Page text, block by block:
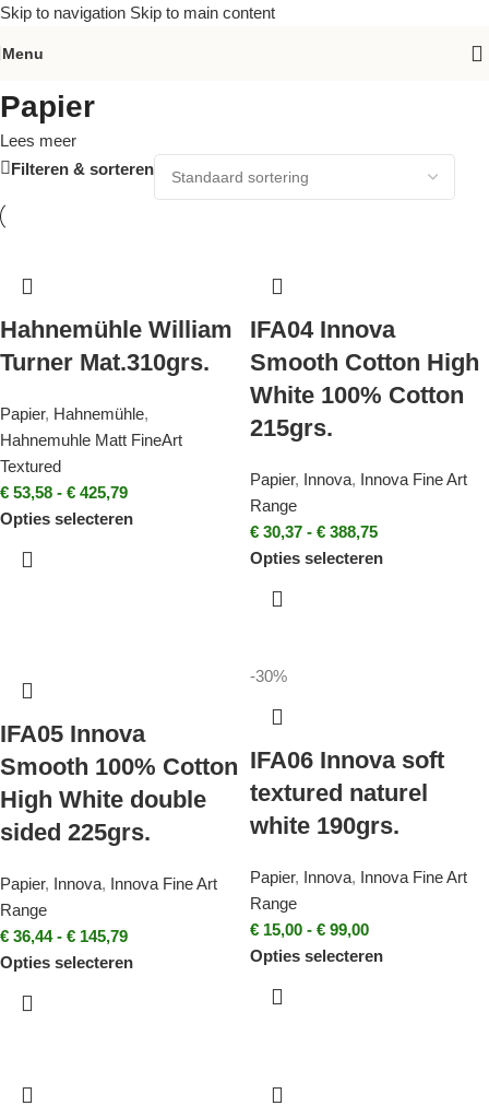
Skip to navigation Skip to main content
Menu
Home
Papier
Lees meer
Filteren & sorteren
Hahnemühle William
Turner Mat.310grs.
Papier, Hahnemühle,
Hahnemuhle Matt FineArt
Textured
€ 53,58 - € 425,79
Opties selecteren
IFA04 Innova
Smooth Cotton High
White 100% Cotton
215grs.
Papier, Innova, Innova Fine Art
Range
€ 30,37 - € 388,75
Opties selecteren
IFA05 Innova
Smooth 100% Cotton
High White double
sided 225grs.
Papier, Innova, Innova Fine Art
Range
€ 36,44 - € 145,79
Opties selecteren
-30%
IFA06 Innova soft
textured naturel
white 190grs.
Papier, Innova, Innova Fine Art
Range
€ 15,00 - € 99,00
Opties selecteren